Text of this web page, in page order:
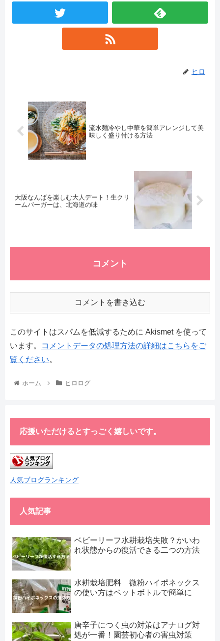
ヒロ
流水麺冷やし中華を簡単アレンジして美
味しく盛り付ける方法
大阪なんばを楽しむ大人デート！生クリ
ームバーガーは、北海道の味
コメント
コメントを書き込む
このサイトはスパムを低減するために Akismet を使って
います。
コメントデータの処理方法の詳細はこちらをご
覧ください。
ホーム ヒロログ
応援いただけるとすっごく嬉しいです。
人気ブログランキング
人気記事
ベビーリーフ水耕栽培失敗？かいわ
れ状態からの復活できる二つの方法
水耕栽培肥料 微粉ハイポネックス
の使い方はペットボトルで簡単に
唐辛子につく虫の対策はアナログ対
処が一番！園芸初心者の害虫対策